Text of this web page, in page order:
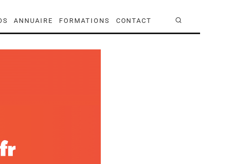
ANNUAIRE FORMATIONS CONTACT